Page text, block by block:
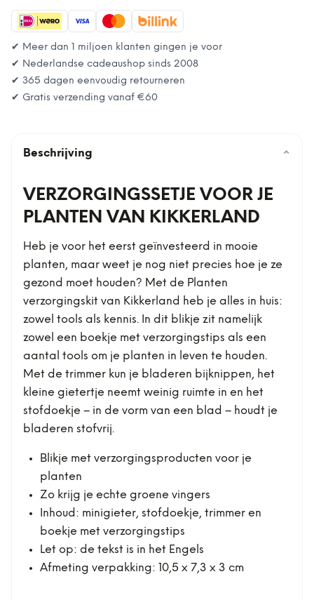
✔ Meer dan 1 miljoen klanten gingen je voor
✔ Nederlandse cadeaushop sinds 2008
✔ 365 dagen eenvoudig retourneren
✔ Gratis verzending vanaf €60
Beschrijving ⌄
VERZORGINGSSETJE VOOR JE
PLANTEN VAN KIKKERLAND
Heb je voor het eerst geïnvesteerd in mooie
planten, maar weet je nog niet precies hoe je ze
gezond moet houden? Met de Planten
verzorgingskit van Kikkerland heb je alles in huis:
zowel tools als kennis. In dit blikje zit namelijk
zowel een boekje met verzorgingstips als een
aantal tools om je planten in leven te houden.
Met de trimmer kun je bladeren bijknippen, het
kleine gietertje neemt weinig ruimte in en het
stofdoekje – in de vorm van een blad – houdt je
bladeren stofvrij.
Blikje met verzorgingsproducten voor je
planten
Zo krijg je echte groene vingers
Inhoud: minigieter, stofdoekje, trimmer en
boekje met verzorgingstips
Let op: de tekst is in het Engels
Afmeting verpakking: 10,5 x 7,3 x 3 cm